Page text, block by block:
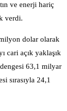
ve enerji hariç
verdi.
milyon dolar olarak
cari açık yaklaşık
63,1 milyar
sırasıyla 24,1